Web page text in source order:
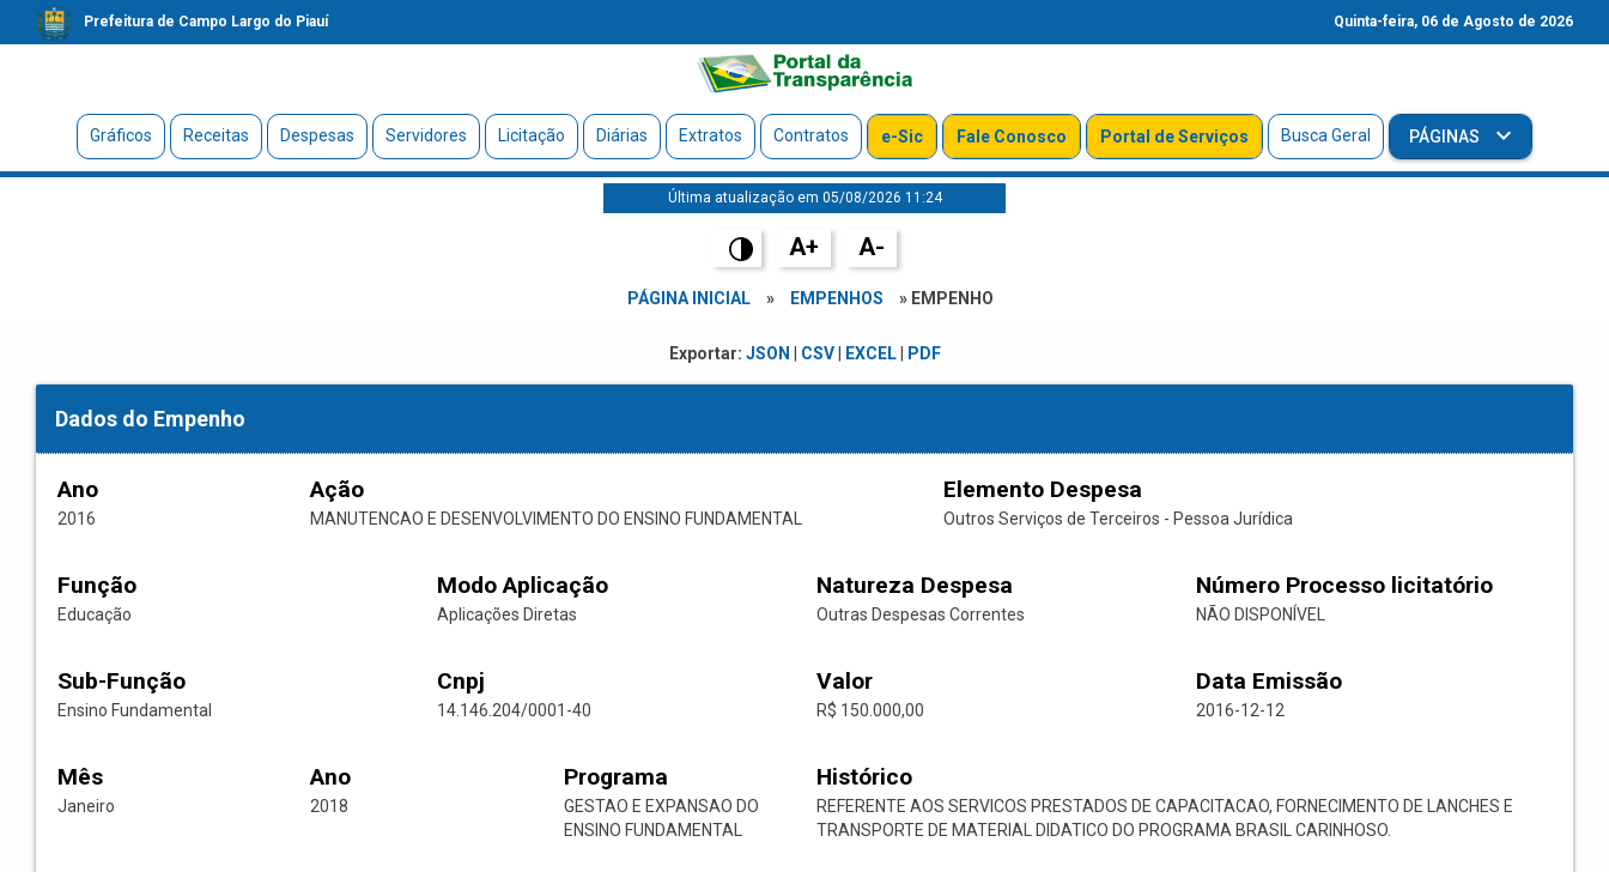
Prefeitura de Campo Largo do Piauí Quinta-feira, 06 de Agosto de 2026
Gráficos Receitas Despesas Servidores Licitação Diárias Extratos Contratos e-Sic Fale Conosco Portal de Serviços Busca Geral PÁGINAS
Última atualização em 05/08/2026 11:24
A+ A-
PÁGINA INICIAL » EMPENHOS » EMPENHO
Exportar: JSON CSV| EXCEL| PDF
Dados do Empenho
Ano
2016
Ação
MANUTENCAO E DESENVOLVIMENTO DO ENSINO FUNDAMENTAL
Elemento Despesa
Outros Serviços de Terceiros - Pessoa Jurídica
Função
Educação
Modo Aplicação
Aplicações Diretas
Natureza Despesa
Outras Despesas Correntes
Número Processo licitatório
NÃO DISPONÍVEL
Sub-Função
Ensino Fundamental
Cnpj
14.146.204/0001-40
Valor
R$ 150.000,00
Data Emissão
2016-12-12
Mês
Janeiro
Ano
2018
Programa
GESTAO E EXPANSAO DO
ENSINO FUNDAMENTAL
Histórico
REFERENTE AOS SERVICOS PRESTADOS DE CAPACITACAO, FORNECIMENTO DE LANCHES E
TRANSPORTE DE MATERIAL DIDATICO DO PROGRAMA BRASIL CARINHOSO.